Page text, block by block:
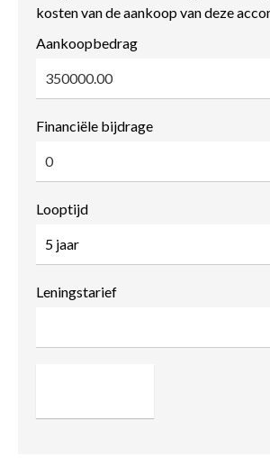
kosten van de aankoop van deze
Aankoopbedrag
Financiële bijdrage
Looptijd
Leningstarief